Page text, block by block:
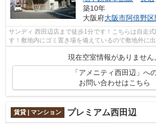
築10年
大阪府大阪市阿倍野区
サンディ 西田辺店まで徒歩1分です！こちらは自走
す！敷地内にゴミ置き場を備えているので敷地外に
現在空室情報がありません
「アメニティ西田辺」へ
お問い合わせはこちら
賃貸 | マンション プレミアム西田辺